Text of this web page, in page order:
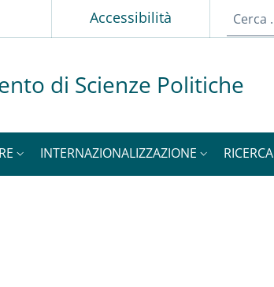
Accessibilità
di Scienze Politiche
INTERNAZIONALIZZAZIONE RICERCA